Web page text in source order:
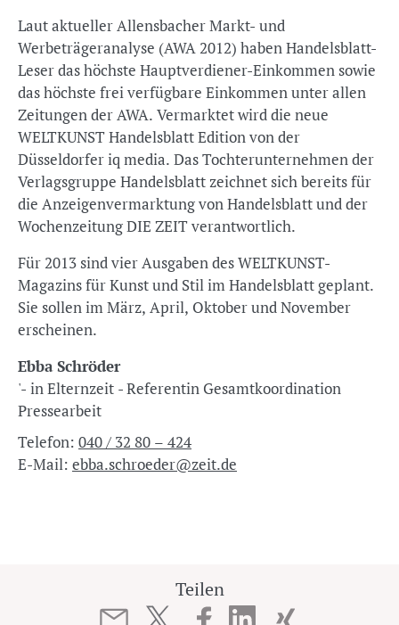
Laut aktueller Allensbacher Markt- und
Werbeträgeranalyse (AWA 2012) haben Handelsblatt-
Leser das höchste Hauptverdiener-Einkommen sowie
das höchste frei verfügbare Einkommen unter allen
Zeitungen der AWA. Vermarktet wird die neue
WELTKUNST Handelsblatt Edition von der
Düsseldorfer iq media. Das Tochterunternehmen der
Verlagsgruppe Handelsblatt zeichnet sich bereits für
die Anzeigenvermarktung von Handelsblatt und der
Wochenzeitung DIE ZEIT verantwortlich.
Für 2013 sind vier Ausgaben des WELTKUNST-
Magazins für Kunst und Stil im Handelsblatt geplant.
Sie sollen im März, April, Oktober und November
erscheinen.
Ebba Schröder
'- in Elternzeit - Referentin Gesamtkoordination
Pressearbeit
Telefon: 040 / 32 80 – 424
E-Mail: ebba.schroeder@zeit.de
Teilen